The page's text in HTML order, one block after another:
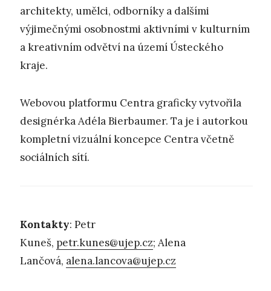
architekty, umělci, odborníky a dalšími
výjimečnými osobnostmi aktivními v kulturním
a kreativním odvětví na území Ústeckého
kraje.
Webovou platformu Centra graficky vytvořila
designérka Adéla Bierbaumer. Ta je i autorkou
kompletní vizuální koncepce Centra včetně
sociálních sítí.
Kontakty: Petr
Kuneš, petr.kunes@ujep.cz; Alena
Lančová, alena.lancova@ujep.cz